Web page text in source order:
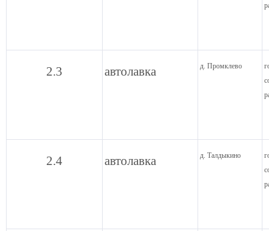
2.3 автолавка д. Промклево
2.4 автолавка д. Талдыкино